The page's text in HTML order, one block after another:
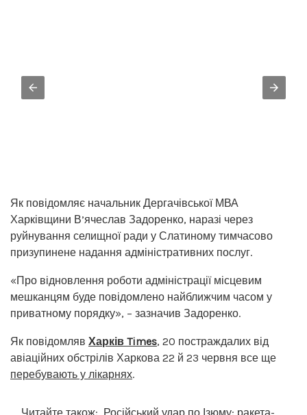
Як повідомляє начальник Дергачівської МВА
Харківщини В’ячеслав Задоренко, наразі через
руйнування селищної ради у Слатиному тимчасово
призупинене надання адміністративних послуг.
«Про відновлення роботи адміністрації місцевим
мешканцям буде повідомлено найближчим часом у
приватному порядку», – зазначив Задоренко.
Як повідомляв Харків Times, 20 постраждалих від
авіаційних обстрілів Харкова 22 й 23 червня все ще
перебувають у лікарнях.